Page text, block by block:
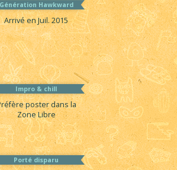
Génération Hawkward
Arrivé en Juil. 2015
Impro & chill
poster dans la
Zone Libre
Porté disparu